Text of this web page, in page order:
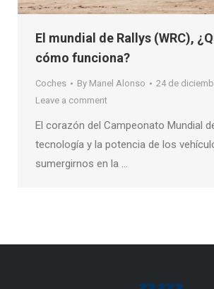
El mundial de Rallys (WRC),
cómo funciona?
Coches By Manel Alonso
24 de
Leave a comment
El corazón del Campeonato Mundial
tecnología y la potencia de los
sumergirnos en la …